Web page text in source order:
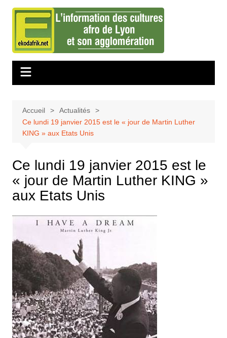
Aller
contenu
Accueil
Actualités
Ce lundi 19 janvier 2015 est le « jour de Martin Luther
KING » aux Etats Unis
Ce lundi 19 janvier 2015 est le
« jour de Martin Luther KING »
aux Etats Unis